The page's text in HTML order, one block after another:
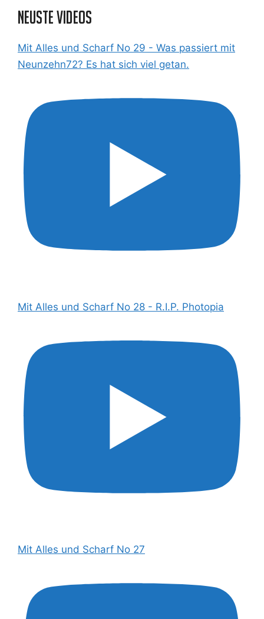
Neuste Videos
Mit Alles und Scharf No 29 - Was passiert mit
Neunzehn72? Es hat sich viel getan.
Mit Alles und Scharf No 28 - R.I.P. Photopia
Mit Alles und Scharf No 27